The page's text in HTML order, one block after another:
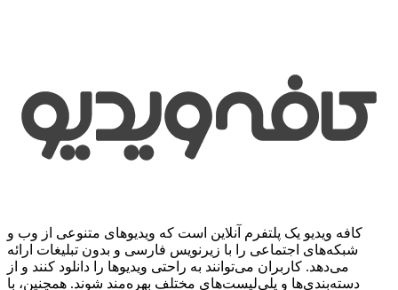
کافه ویدیو یک پلتفرم آنلاین است که ویدیوهای متنوعی از وب و
شبکه‌های اجتماعی را با زیرنویس فارسی و بدون تبلیغات ارائه
می‌دهد. کاربران می‌توانند به راحتی ویدیوها را دانلود کنند و از
دسته‌بندی‌ها و پلی‌لیست‌های مختلف بهره‌مند شوند. همچنین، با